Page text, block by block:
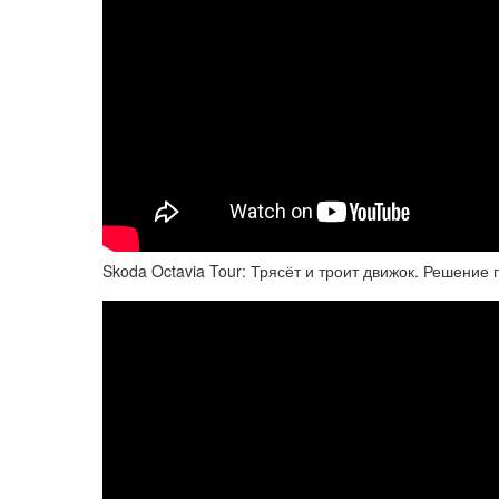
Skoda Octavia Tour: Трясёт и троит движок. Решение